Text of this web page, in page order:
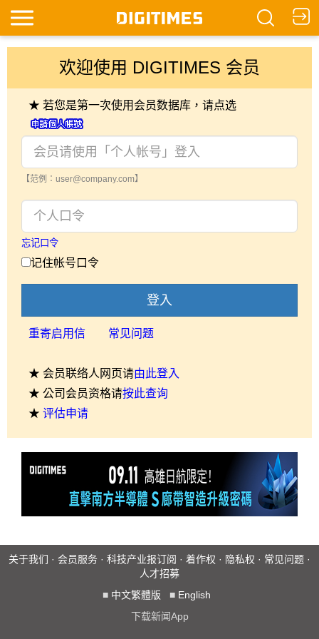
欢迎使用 DIGITIMES 会员
★ 若您是第一次使用会员数据库，请点选
【范例：user@company.com】
忘记口令
记住帐号口令
登入
重寄启用信 常见问题
★ 会员联络人网页请由此登入
★ 公司会员资格请按此查询
★ 评估申请
关于我们 · 会员服务 · 科技产业报订阅 · 着作权 · 隐私权 · 常见问题 ·
人才招募
■ 中文繁體版 ■ English
下载新闻App